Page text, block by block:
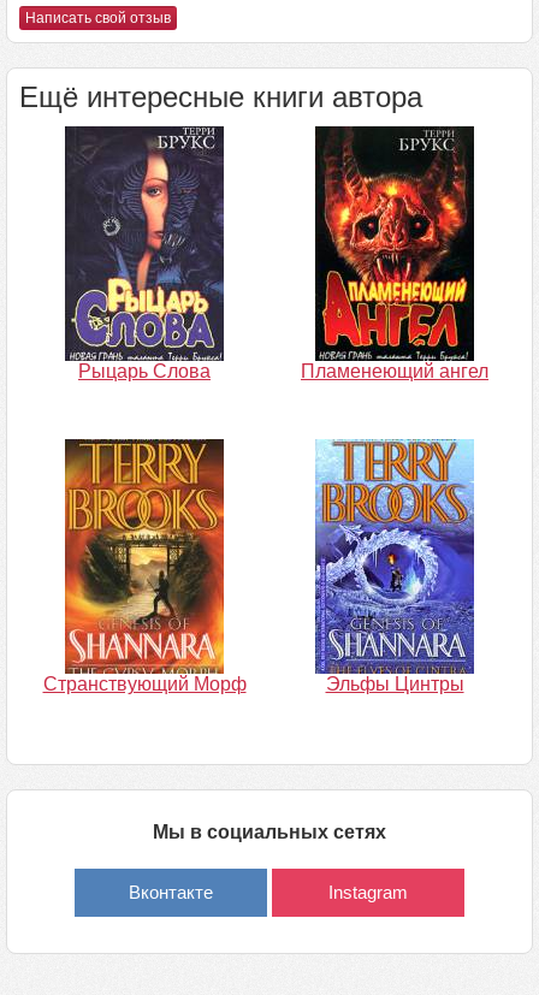
Написать свой отзыв
Ещё интересные книги автора
Рыцарь Слова Пламенеющий ангел
Странствующий Морф Эльфы Цинтры
Мы в социальных сетях
Вконтакте Instagram